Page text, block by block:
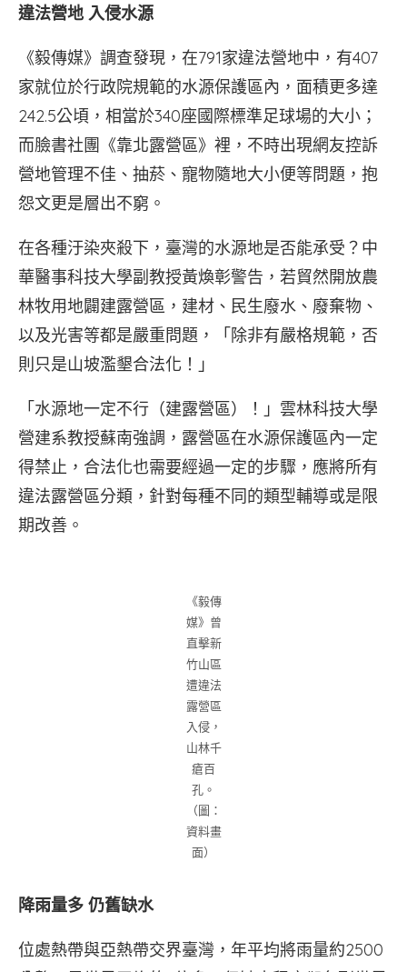
違法營地 入侵水源
《毅傳媒》調查發現，在791家違法營地中，有407
家就位於行政院規範的水源保護區內，面積更多達
242.5公頃，相當於340座國際標準足球場的大小；
而臉書社團《靠北露營區》裡，不時出現網友控訴
營地管理不佳、抽菸、寵物隨地大小便等問題，抱
怨文更是層出不窮。
在各種汙染夾殺下，臺灣的水源地是否能承受？中
華醫事科技大學副教授黃煥彰警告，若貿然開放農
林牧用地闢建露營區，建材、民生廢水、廢棄物、
以及光害等都是嚴重問題，「除非有嚴格規範，否
則只是山坡濫墾合法化！」
「水源地一定不行（建露營區）！」雲林科技大學
營建系教授蘇南強調，露營區在水源保護區內一定
得禁止，合法化也需要經過一定的步驟，應將所有
違法露營區分類，針對每種不同的類型輔導或是限
期改善。
《毅傳
媒》曾
直擊新
竹山區
遭違法
露營區
入侵，
山林千
瘡百
孔。
（圖：
資料畫
面）
降雨量多 仍舊缺水
位處熱帶與亞熱帶交界臺灣，年平均將雨量約2500